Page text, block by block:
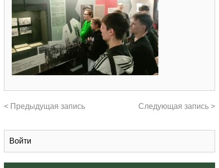
Войти
< Предыдущая запись Следующая запись >